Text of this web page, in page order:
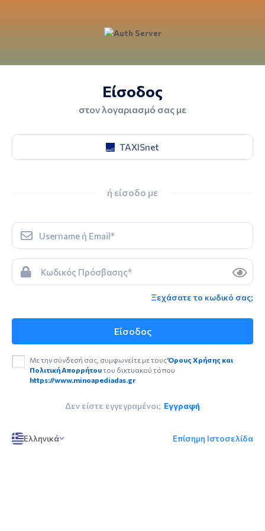
Είσοδος
στον λογαριασμό σας με
TAXISnet
ή είσοδο με
Ξεχάσατε το κωδικό σας;
Είσοδος
Με την σύνδεσή σας, συμφωνείτε με τουςΌρους Χρήσης και
Πολιτική Απορρήτουτου δικτυακού τόπου
https://www.minoapediadas.gr
Δεν είστε εγγεγραμένοι; Εγγραφή
Ελληνικά Επίσημη Ιστοσελίδα